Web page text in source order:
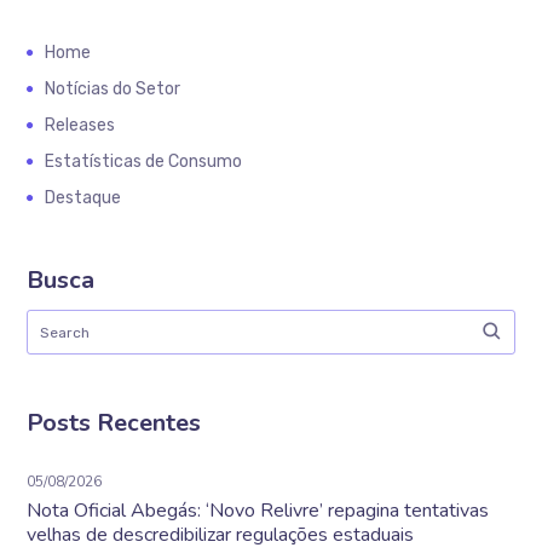
Home
Notícias do Setor
Releases
Estatísticas de Consumo
Destaque
Busca
Posts Recentes
05/08/2026
Nota Oficial Abegás: ‘Novo Relivre’ repagina tentativas
velhas de descredibilizar regulações estaduais